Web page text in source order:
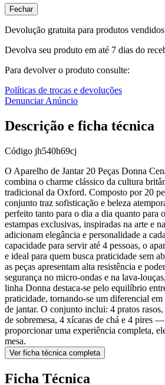
Fechar
Devolução gratuita para produtos
Devolva seu produto em até 7 dias do
Para devolver o produto consulte:
Políticas de trocas e devoluções
Denunciar Anúncio
Descrição e ficha técnica
Código jh540h69cj
O Aparelho de Jantar 20 Peças Donna
combina o charme clássico da cultura
tradicional da Oxford. Composto por 20
conjunto traz sofisticação e beleza
perfeito tanto para o dia a dia quanto para
estampas exclusivas, inspiradas na arte e
adicionam elegância e personalidade a
capacidade para servir até 4 pessoas, o
e ideal para quem busca praticidade sem
as peças apresentam alta resistência e
segurança no micro-ondas e na lava-
linha Donna destaca-se pelo equilíbrio
praticidade, tornando-se um diferencial
de jantar. O conjunto inclui: 4 pratos
de sobremesa, 4 xícaras de chá e 4 pires
proporcionar uma experiência completa,
mesa.
Ver ficha técnica completa
Ficha Técnica